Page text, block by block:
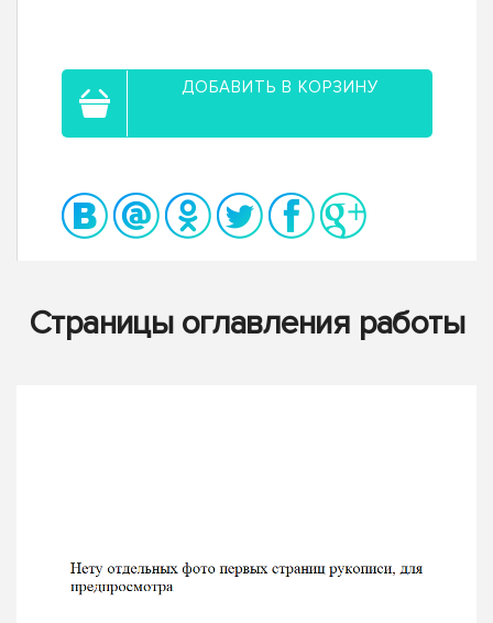
ДОБАВИТЬ В КОРЗИНУ
Страницы оглавления работы